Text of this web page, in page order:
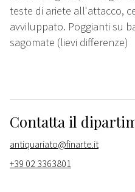
teste di ariete all'attacco,
avviluppato. Poggianti su
sagomate (lievi differenze)
Contatta il
antiquariato@finarte.it
+39 02 3363801